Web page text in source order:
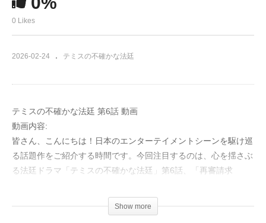
0 Likes
2026-02-24 テミスの不確かな法廷
テミスの不確かな法廷 第6話 動画
動画内容:
皆さん、こんにちは！日本のエンターテイメントシーンを駆け巡
る話題作をご紹介する時間です。今回注目するのは、心を揺さぶ
る法廷ドラマ「テミスの不確かな法廷」第6話、「再審請求
かつて日本中を震撼させた「前橋一家殺人事件」。一家四人が惨
Show more